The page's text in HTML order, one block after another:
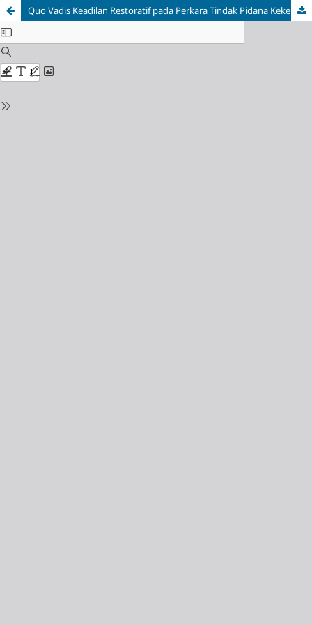
Quo Vadis Keadilan Restoratif pada Perkara Tindak Pidana Kekerasan Seksual Pasca Undang-Undang Nomor 12 Tahun 2022 tentang Tindak Pidana Kekerasan Seksual (Studi Terhadap Pasal 23 UU TPKS)